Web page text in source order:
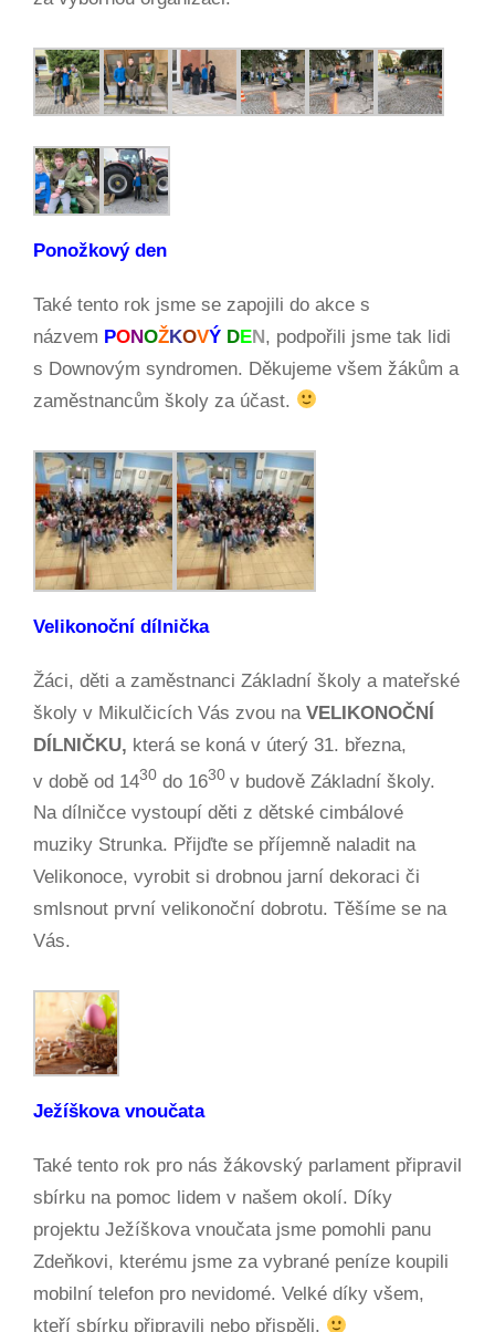
Ponožkový den
Také tento rok jsme se zapojili do akce s
názvem PONOŽKOVÝ DEN, podpořili jsme tak lidi
s Downovým syndromen. Děkujeme všem žákům a
zaměstnancům školy za účast.
Velikonoční dílnička
Žáci, děti a zaměstnanci Základní školy a mateřské
školy v Mikulčicích Vás zvou na VELIKONOČNÍ
DÍLNIČKU, která se koná v úterý 31. března,
v době od 1430 do 1630 v budově Základní školy.
Na dílničce vystoupí děti z dětské cimbálové
muziky Strunka. Přijďte se příjemně naladit na
Velikonoce, vyrobit si drobnou jarní dekoraci či
smlsnout první velikonoční dobrotu. Těšíme se na
Vás.
Ježíškova vnoučata
Také tento rok pro nás žákovský parlament připravil
sbírku na pomoc lidem v našem okolí. Díky
projektu Ježíškova vnoučata jsme pomohli panu
Zdeňkovi, kterému jsme za vybrané peníze koupili
mobilní telefon pro nevidomé. Velké díky všem,
kteří sbírku připravili nebo přispěli.